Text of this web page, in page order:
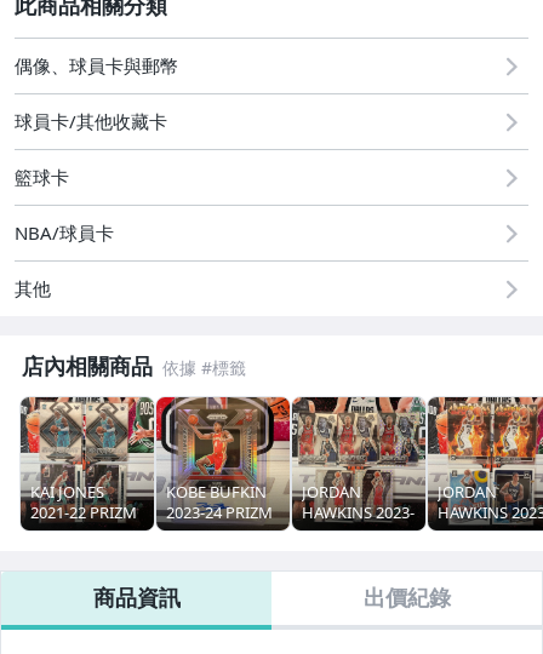
玩具、模型與公仔
偶像、球員卡與郵幣
偶像、球員卡與郵幣
球員卡/其他收藏卡
籃球卡
NBA/球員卡
其他
店內相關商品
KAI JONES
2021-22 PRIZM
特卡
新人 RC
KOBE BUFKIN
2023-24 PRIZM
SILVER RC 簽名
JORDAN
HAWKINS 2023-
24 MOSAIC 特
人 RC
JORDAN
HAWKINS
24 OPTIC 特卡
商品資訊 出價紀錄